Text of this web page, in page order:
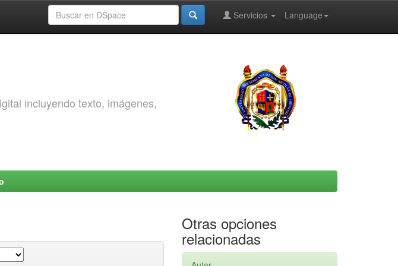
Language
Servicios
incluyendo texto, imágenes,
Otras opciones
relacionadas